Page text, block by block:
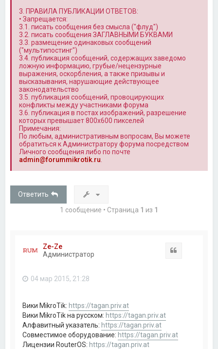
3. ПРАВИЛА ПУБЛИКАЦИИ ОТВЕТОВ:
• Запрещается:
3.1. писать сообщения без смысла ("флуд")
3.2. писать сообщения ЗАГЛАВНЫМИ БУКВАМИ
3.3. размещение одинаковых сообщений
("мультипостинг")
3.4. публикация сообщений, содержащих заведомо
ложную информацию, грубые/нецензурные
выражения, оскорбления, а также призывы и
высказывания, нарушающие действующее
законодательство
3.5. публикация сообщений, провоцирующих
конфликты между участниками форума
3.6. публикация в постах изображений, разрешение
которых превышает 800x600 пикселей
Примечания:
По любым, административным вопросам, Вы можете
обратиться к Администратору форума посредством
Личного сообщения либо по почте
admin@forummikrotik.ru
Ответить
1 сообщение • Страница 1 из 1
Ze-Ze
Администратор
04 мар 2015, 21:28
Вики MikroTik: https://tagan.priv.at
Вики MikroTik на русском: https://tagan.priv.at
Алфавитный указатель: https://tagan.priv.at
Совместимое оборудование: https://tagan.priv.at
Лицензии RouterOS: https://tagan.priv.at